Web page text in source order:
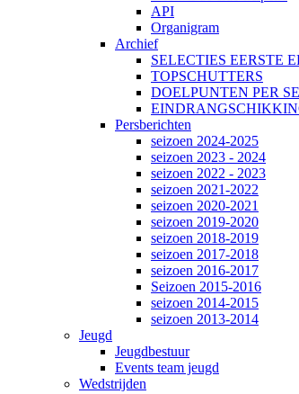
API
Organigram
Archief
SELECTIES EERSTE
TOPSCHUTTERS
DOELPUNTEN PER
Persberichten
seizoen 2024-2025
seizoen 2023 - 2024
seizoen 2022 - 2023
seizoen 2021-2022
seizoen 2020-2021
seizoen 2019-2020
seizoen 2018-2019
seizoen 2017-2018
seizoen 2016-2017
Seizoen 2015-2016
seizoen 2014-2015
seizoen 2013-2014
Jeugd
Jeugdbestuur
Events team jeugd
Wedstrijden